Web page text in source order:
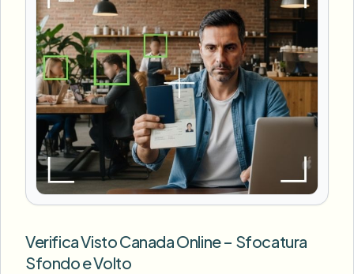
Verifica Visto Canada Online – Sfocatura
Sfondo e Volto